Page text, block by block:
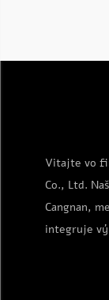
Vitajte vo
Co., Ltd.
Cangnan,
integruje